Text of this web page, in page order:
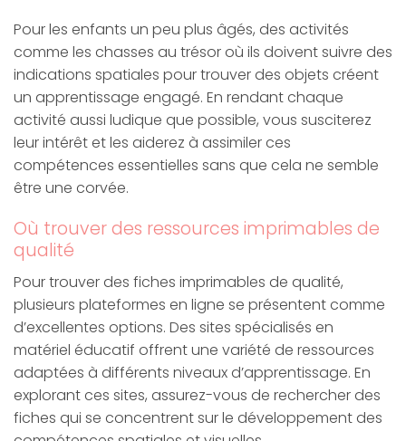
Pour les enfants un peu plus âgés, des activités
comme les chasses au trésor où ils doivent suivre des
indications spatiales pour trouver des objets créent
un apprentissage engagé. En rendant chaque
activité aussi ludique que possible, vous susciterez
leur intérêt et les aiderez à assimiler ces
compétences essentielles sans que cela ne semble
être une corvée.
Où trouver des ressources imprimables de
qualité
Pour trouver des fiches imprimables de qualité,
plusieurs plateformes en ligne se présentent comme
d’excellentes options. Des sites spécialisés en
matériel éducatif offrent une variété de ressources
adaptées à différents niveaux d’apprentissage. En
explorant ces sites, assurez-vous de rechercher des
fiches qui se concentrent sur le développement des